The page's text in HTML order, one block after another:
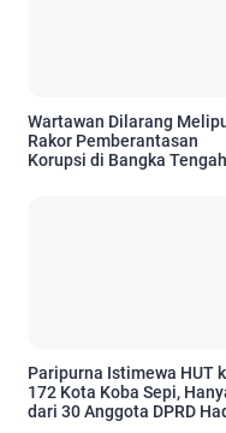
Wartawan Dilarang
Rakor Pemberantasan
Korupsi di Bangka
Paripurna Istimewa HUT
172 Kota Koba Sepi,
dari 30 Anggota DPRD